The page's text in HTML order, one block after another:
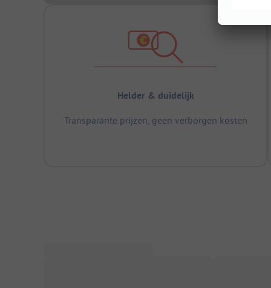
Helder & duidelijk
Transparante prijzen, geen verborgen kosten